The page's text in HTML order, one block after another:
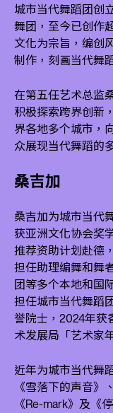
城市当代舞蹈团创
舞团，至今已创作
文化为宗旨，编创
制作，刻画当代舞
在第五任艺术总监
积极探索跨界创新
界各地多个城市，
众展现当代舞蹈的
桑吉加
桑吉加为城市当代
获亚洲文化协会奖
推荐资助计划赴德
担任助理编舞和舞
团等多个本地和国
担任城市当代舞蹈
誉院士，2024年获
术发展局「艺术家
近年为城市当代舞
《雪落下的声音》
《Re-mark》及《